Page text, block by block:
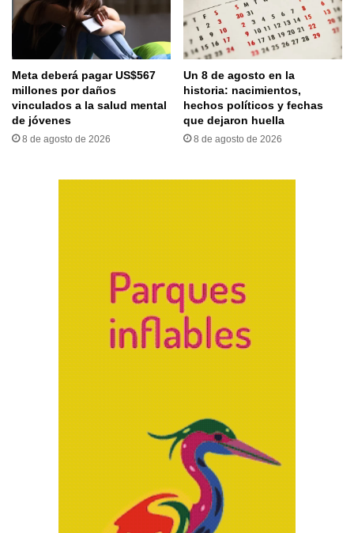
Meta deberá pagar US$567
millones por daños
vinculados a la salud mental
de jóvenes
8 de agosto de 2026
Un 8 de agosto en la
historia: nacimientos,
hechos políticos y fechas
que dejaron huella
8 de agosto de 2026